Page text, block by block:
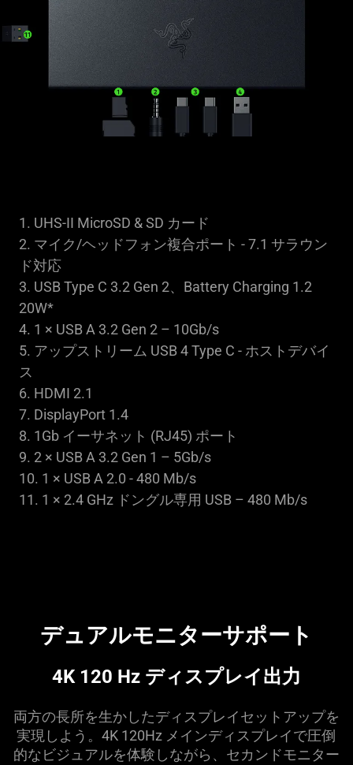
not
provide
information.
1. UHS-II MicroSD & SD カード
2. マイク/ヘッドフォン複合ポート - 7.1 サラウン
ド対応
3. USB Type C 3.2 Gen 2、Battery Charging 1.2
20W*
4. 1 × USB A 3.2 Gen 2 – 10Gb/s
5. アップストリーム USB 4 Type C - ホストデバイ
ス
6. HDMI 2.1
7. DisplayPort 1.4
8. 1Gb イーサネット (RJ45) ポート
9. 2 × USB A 3.2 Gen 1 – 5Gb/s
10. 1 × USB A 2.0 - 480 Mb/s
11. 1 × 2.4 GHz ドングル専用 USB – 480 Mb/s
デュアルモニターサポート
4K 120 Hz ディスプレイ出力
両方の長所を生かしたディスプレイセットアップを
実現しよう。4K 120Hz メインディスプレイで圧倒
的なビジュアルを体験しながら、セカンドモニター